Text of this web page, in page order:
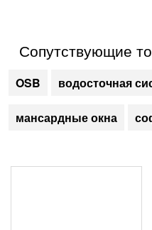
Сопутствующие
OSB водосточная
мансардные окна